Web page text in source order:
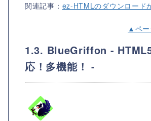
関連記事： ez-HTMLのダウンロード
▲ペー
1.3. BlueGriffon -
応！多機能！ -